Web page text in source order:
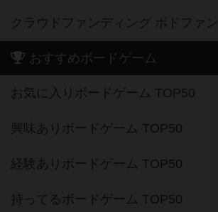
クラウドファンディング ボドファン
おすすめボードゲーム
お気に入りボードゲーム TOP50
興味ありボードゲーム TOP50
経験ありボードゲーム TOP50
持ってるボードゲーム TOP50